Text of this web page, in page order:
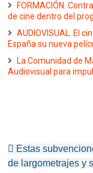
FORMACIÓN.
de cine dentro del
AUDIOVISUAL. El
España su nueva
La Comunidad de
Audiovisual para
 Estas
de largometrajes y